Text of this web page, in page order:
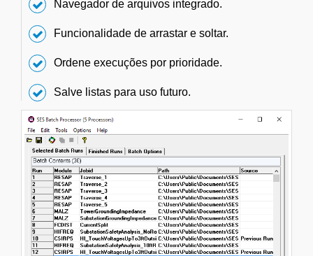
Navegador de arquivos integrado.
Funcionalidade de arrastar e soltar.
Ordene execuções por prioridade.
Salve listas para uso futuro.